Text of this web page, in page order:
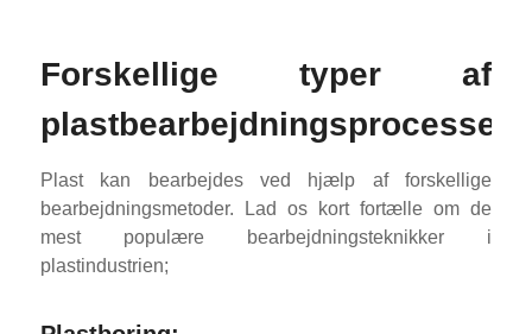
Forskellige typer af
plastbearbejdningsprocesser:
Plast kan bearbejdes ved hjælp af forskellige
bearbejdningsmetoder. Lad os kort fortælle om de
mest populære bearbejdningsteknikker i
plastindustrien;